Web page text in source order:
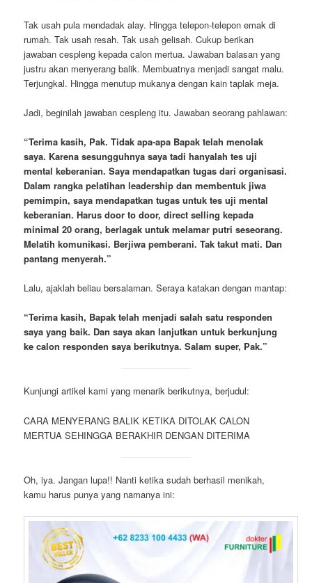
Tak usah pula mendadak alay. Hingga telepon-telepon emak di
rumah. Tak usah resah. Tak usah gelisah. Cukup berikan
jawaban cespleng kepada calon mertua. Jawaban balasan yang
justru akan menyerang balik. Membuatnya menjadi sangat malu.
Terjungkal. Hingga menutup mukanya dengan kain taplak meja.
Jadi, beginilah jawaban cespleng itu. Jawaban seorang pahlawan:
“Terima kasih, Pak. Tidak apa-apa Bapak telah menolak
saya. Karena sesungguhnya saya tadi hanyalah tes uji
mental keberanian. Saya mendapatkan tugas dari organisasi.
Dalam rangka pelatihan leadership dan membentuk jiwa
pemimpin, saya mendapatkan tugas untuk tes uji mental
keberanian. Harus door to door, direct selling kepada
minimal 20 orang, berlagak untuk melamar putri seseorang.
Melatih komunikasi. Berjiwa pemberani. Tak takut mati. Dan
pantang menyerah.”
Lalu, ajaklah beliau bersalaman. Seraya katakan dengan mantap:
“Terima kasih, Bapak telah menjadi salah satu responden
saya yang baik. Dan saya akan lanjutkan untuk berkunjung
ke calon responden saya berikutnya. Salam super, Pak.”
Kunjungi artikel kami yang menarik berikutnya, berjudul:
CARA MENYERANG BALIK KETIKA DITOLAK CALON
MERTUA SEHINGGA BERAKHIR DENGAN DITERIMA
Oh, iya. Jangan lupa!! Nanti ketika sudah berhasil menikah,
kamu harus punya yang namanya ini: